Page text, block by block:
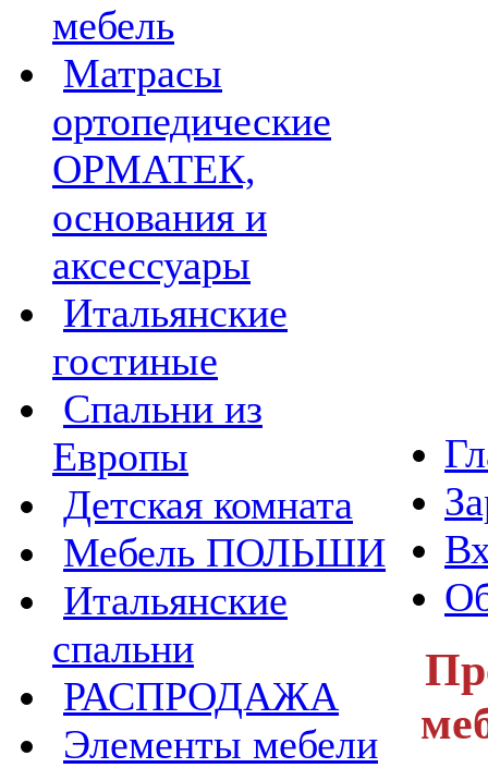
мебель
Матрасы
ортопедические
ОРМАТЕК,
основания и
аксессуары
Итальянские
гостиные
Спальни из
Европы
Детская комната
Мебель ПОЛЬШИ
Итальянские
спальни
РАСПРОДАЖА
Элементы мебели